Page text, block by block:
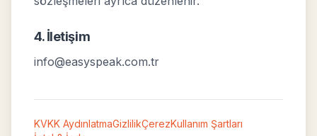
4. İletişim
info@easyspeak.com.tr
KVKK AydınlatmaGizlilikÇerezKullanım Şartları